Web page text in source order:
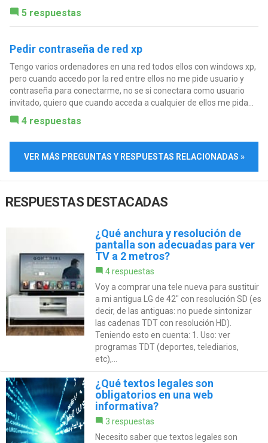
5 respuestas
Pedir contraseña de red xp
Tengo varios ordenadores en una red todos ellos con windows xp,
pero cuando accedo por la red entre ellos no me pide usuario y
contraseña para conectarme, no se si conectara como usuario
invitado, quiero que cuando acceda a cualquier de ellos me pida...
4 respuestas
VER MÁS PREGUNTAS Y RESPUESTAS RELACIONADAS »
RESPUESTAS DESTACADAS
¿Qué anchura y resolución de
pantalla son adecuadas para ver
TV a 2 metros?
4 respuestas
Voy a comprar una tele nueva para sustituir
a mi antigua LG de 42" con resolución SD (es
decir, de las antiguas: no puede sintonizar
las cadenas TDT con resolución HD).
Teniendo esto en cuenta: 1. Uso: ver
programas TDT (deportes, telediarios,
etc),...
¿Qué textos legales son
obligatorios en una web
informativa?
3 respuestas
Necesito saber que textos legales son